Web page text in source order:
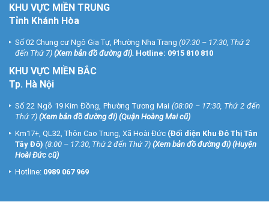
KHU VỰC MIỀN TRUNG
Tỉnh Khánh Hòa
Số 02 Chung cư Ngô Gia Tự, Phường Nha Trang (07:30 – 17:30, Thứ 2
đến Thứ 7) (Xem bản đồ đường đi). Hotline: 0915 810 810
KHU VỰC MIỀN BẮC
Tp. Hà Nội
Số 22 Ngõ 19 Kim Đồng, Phường Tương Mai (08:00 – 17:30, Thứ 2 đến
Thứ 7) (Xem bản đồ đường đi) (Quận Hoàng Mai cũ)
Km17+, QL32, Thôn Cao Trung, Xã Hoài Đức (Đối diện Khu Đô Thị Tân
Tây Đô) (8:00 – 17:30, Thứ 2 đến Thứ 7) (Xem bản đồ đường đi) (Huyện
Hoài Đức cũ)
Hotline: 0989 067 969